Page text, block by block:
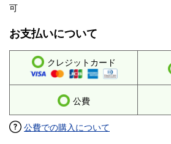
可
お支払いについて
クレジットカード
公費
公費での購入について